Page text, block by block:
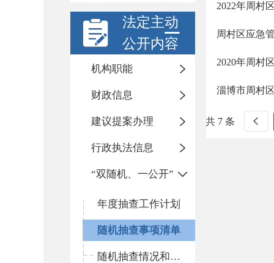
法定主动
公开内容
机构职能
财政信息
建议提案办理
行政执法信息
“双随机、一公开”
年度抽查工作计划
随机抽查事项清单
随机抽查情况和查处结果
2022年周村
周村区应急
2020年周村
淄博市周村
共 7 条